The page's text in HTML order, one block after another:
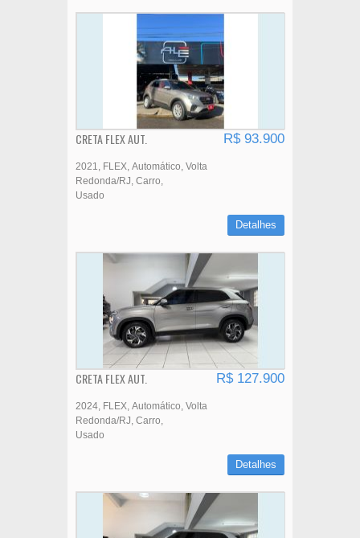
CRETA FLEX AUT. R$ 93.900
2021 FLEX Automático Volta
Redonda/RJ Carro
Usado
Detalhes
CRETA FLEX AUT. R$ 127.900
2024 FLEX Automático Volta
Redonda/RJ Carro
Usado
Detalhes